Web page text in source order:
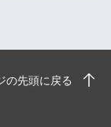
の先頭に戻る